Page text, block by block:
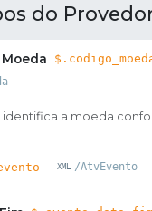
do
identifica a moeda
/AtvEvento